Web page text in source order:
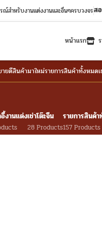
สำหรับงานแต่งงานและอื่นๆครบวงจรส
หน้าแรก
ายดีสินค้ามาใหม่รายการสินค้าทั้งหมด
อี้งานแต่งเช่าโต๊ะจีน
28 Products
รายการสินค้
157 Products